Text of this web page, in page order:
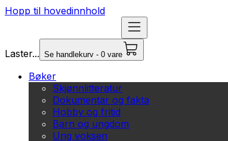
Hopp til hovedinnhold
Laster... Se handlekurv - 0 vare
Bøker
Skjønnlitteratur
Dokumentar og fakta
Hobby og fritid
Barn og ungdom
Ung voksen